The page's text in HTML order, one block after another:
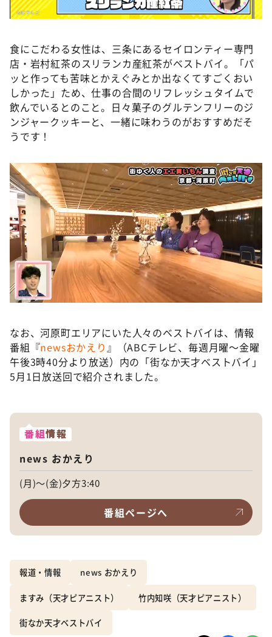
食にこだわる女性は、三条にあるセイロンティー専門
店・岩村紅茶のスリランカ産紅茶がベストバイ。「パ
ッと作っても苦味とかえぐみとか出なくてすごくおい
しかった」ため、仕事の合間のリフレッシュタイムで
飲んでいるとのこと。日々菓子のグルテンフリーのジ
ンジャークッキーと、一緒に味わうのがおすすめだそ
うです！
なお、河原町エリアにいた人々のベストバイは、情報
番組『newsおかえり』（ABCテレビ、毎週月曜～金曜
午後3時40分より放送）内の「街なか天才ベストバイ」
5月1日放送回で紹介されました。
番組情報
news おかえり
(月)～(金)夕方3:40
番組ページへ
報道・情報 news おかえり
ますみ（天才ピアニスト） 竹内知咲（天才ピアニスト）
街なか天才ベストバイ